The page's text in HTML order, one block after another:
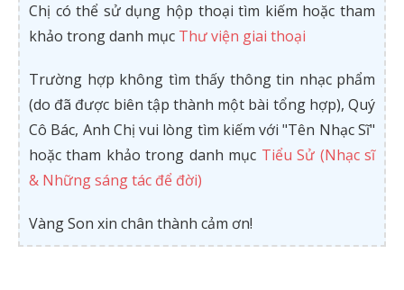
Chị có thể sử dụng hộp thoại tìm kiếm hoặc tham
khảo trong danh mục Thư viện giai thoại
Trường hợp không tìm thấy thông tin nhạc phẩm
(do đã được biên tập thành một bài tổng hợp), Quý
Cô Bác, Anh Chị vui lòng tìm kiếm với "Tên Nhạc Sĩ"
hoặc tham khảo trong danh mục Tiểu Sử (Nhạc sĩ
& Những sáng tác để đời)
Vàng Son xin chân thành cảm ơn!